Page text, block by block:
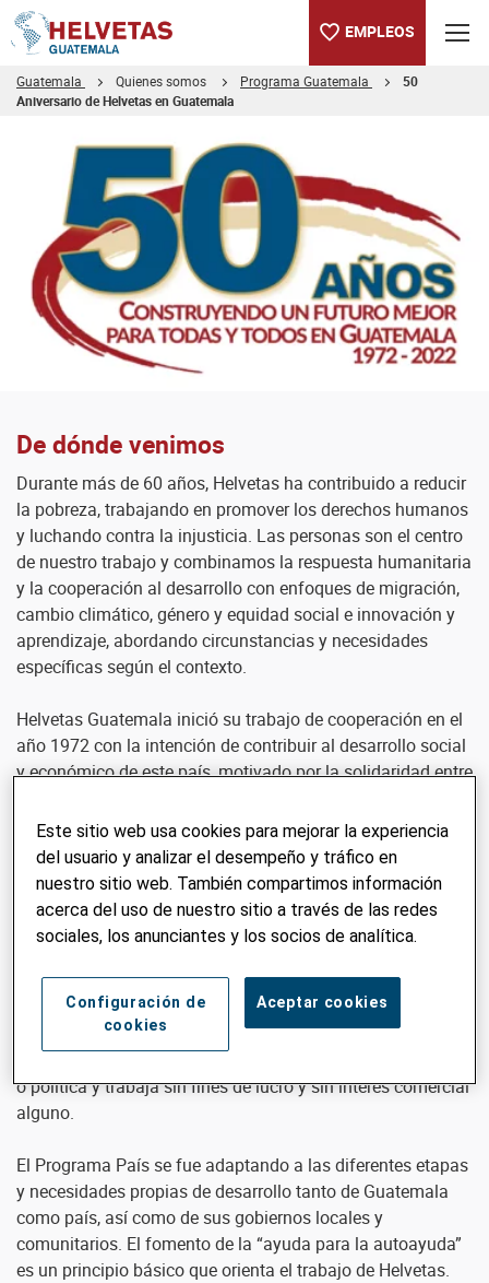
EMPLEOS
Guatemala Quienes somos Programa Guatemala
50
Aniversario de Helvetas en Guatemala
De dónde venimos
Durante más de 60 años, Helvetas ha contribuido a reducir
la pobreza, trabajando en promover los derechos humanos
y luchando contra la injusticia. Las personas son el centro
de nuestro trabajo y combinamos la respuesta humanitaria
y la cooperación al desarrollo con enfoques de migración,
cambio climático, género y equidad social e innovación y
aprendizaje, abordando circunstancias y necesidades
específicas según el contexto.
Helvetas Guatemala inició su trabajo de cooperación en el
año 1972 con la intención de contribuir al desarrollo social
y económico de este país, motivado por la solidaridad entre
beneficiar sólo a unos pocos, sino debe tener un enfoque
sistémico. Uno de los principios básicos que ha orientado
el trabajo de Helvetas en Guatemala es fomentar la ayuda
para la autoayuda. Nuestros aliados en Guatemala son
primordialmente organizaciones de comunidades
organizaciones de la sociedad civil y las entidades
respectivas del Estado a nivel local y central. Nuestra
colaboración se basa en el respeto a la pertinencia cultural
o política y trabaja sin fines de lucro y sin interés comercial
alguno.
El Programa País se fue adaptando a las diferentes etapas
y necesidades propias de desarrollo tanto de Guatemala
como país, así como de sus gobiernos locales y
comunitarios. El fomento de la “ayuda para la autoayuda”
es un principio básico que orienta el trabajo de Helvetas.
Este sitio web usa cookies para mejorar la experiencia
del usuario y analizar el desempeño y tráfico en
nuestro sitio web. También compartimos información
acerca del uso de nuestro sitio a través de las redes
sociales, los anunciantes y los socios de analítica.
Aceptar cookies
Configuración de
cookies